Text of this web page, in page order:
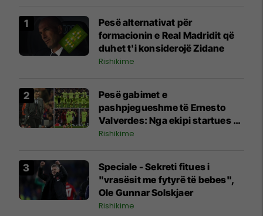
Pesë alternativat për
formacionin e Real Madridit që
duhet t'i konsiderojë Zidane
Rishikime
Pesë gabimet e
pashpjegueshme të Ernesto
Valverdes: Nga ekipi startues e
zëvendësimet deri te strategjia
Rishikime
Speciale - Sekreti fitues i
"vrasësit me fytyrë të bebes",
Ole Gunnar Solskjaer
Rishikime